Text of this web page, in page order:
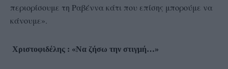
περιορίσουμε τη Ραβέννα κάτι που επίσης μπορούμε να
κάνουμε».
Χριστοφιδέλης : «Να ζήσω την στιγμή…»